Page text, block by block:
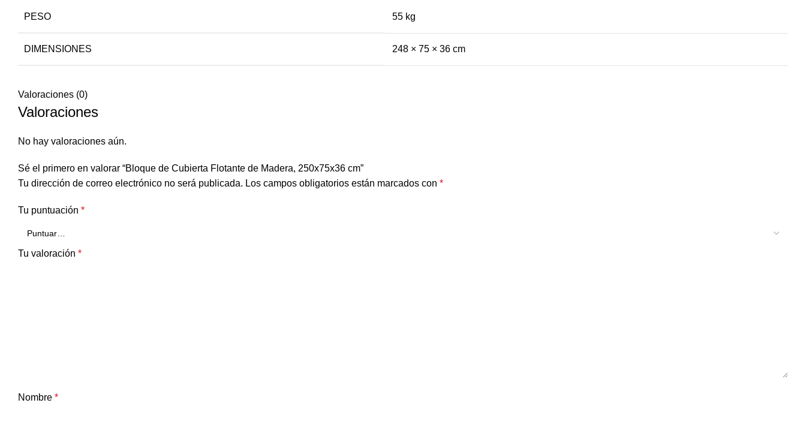
PESO 55 kg
DIMENSIONES 248 × 75 × 36 cm
Valoraciones (0)
Valoraciones
No hay valoraciones aún.
Sé el primero en valorar “Bloque de Cubierta Flotante de Madera, 250x75x36 cm”
Tu dirección de correo electrónico no será publicada. Los campos obligatorios están marcados con *
Tu puntuación *
Tu valoración *
Nombre *